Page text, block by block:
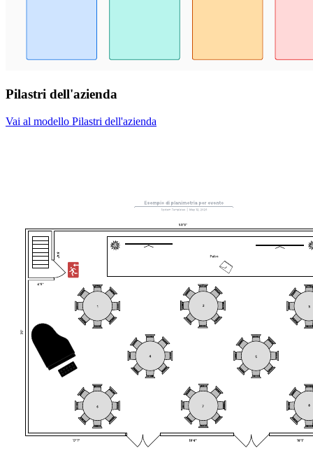
Pilastri dell'azienda
Vai al modello Pilastri dell'azienda